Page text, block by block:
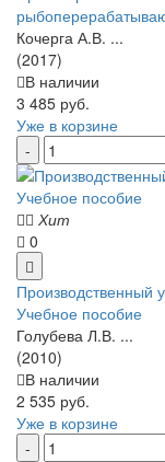
Кочерга А.В. ...
(2017)
В наличии
3 485 руб.
Уже в корзине
Хит
0
Производственный
Учебное пособие
Голубева Л.В. ...
(2010)
В наличии
2 535 руб.
Уже в корзине